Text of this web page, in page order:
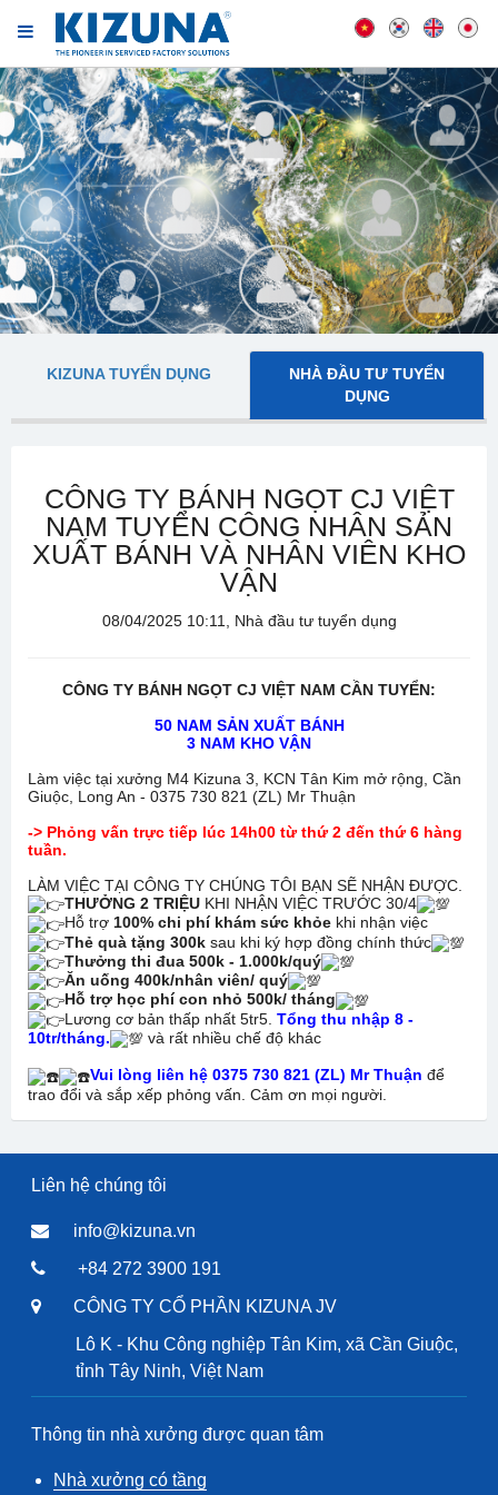
KIZUNA TUYỂN DỤNG
NHÀ ĐẦU TƯ TUYỂN
DỤNG
CÔNG TY BÁNH NGỌT CJ VIỆT
NAM TUYỂN CÔNG NHÂN SẢN
XUẤT BÁNH VÀ NHÂN VIÊN KHO
VẬN
08/04/2025 10:11, Nhà đầu tư tuyển dụng
CÔNG TY BÁNH NGỌT CJ VIỆT NAM CẦN TUYỂN:
50 NAM SẢN XUẤT BÁNH
3 NAM KHO VẬN
Làm việc tại xưởng M4 Kizuna 3, KCN Tân Kim mở rộng, Cần
Giuộc, Long An - 0375 730 821 (ZL) Mr Thuận
-> Phỏng vấn trực tiếp lúc 14h00 từ thứ 2 đến thứ 6 hàng
tuần.
LÀM VIỆC TẠI CÔNG TY CHÚNG TÔI BẠN SẼ NHẬN ĐƯỢC.
THƯỞNG 2 TRIỆU KHI NHẬN VIỆC TRƯỚC 30/4
Hỗ trợ 100% chi phí khám sức khỏe khi nhận việc
Thẻ quà tặng 300k sau khi ký hợp đồng chính thức
Thưởng thi đua 500k - 1.000k/quý
Ăn uống 400k/nhân viên/ quý
Hỗ trợ học phí con nhỏ 500k/ tháng
Lương cơ bản thấp nhất 5tr5. Tổng thu nhập 8 -
10tr/tháng.
và rất nhiều chế độ khác
Vui lòng liên hệ 0375 730 821 (ZL) Mr Thuận để
trao đổi và sắp xếp phỏng vấn. Cảm ơn mọi người.
Liên hệ chúng tôi
info@kizuna.vn
+84 272 3900 191
CÔNG TY CỔ PHẦN KIZUNA JV
Lô K - Khu Công nghiệp Tân Kim, xã Cần Giuộc,
tỉnh Tây Ninh, Việt Nam
Thông tin nhà xưởng được quan tâm
Nhà xưởng có tầng